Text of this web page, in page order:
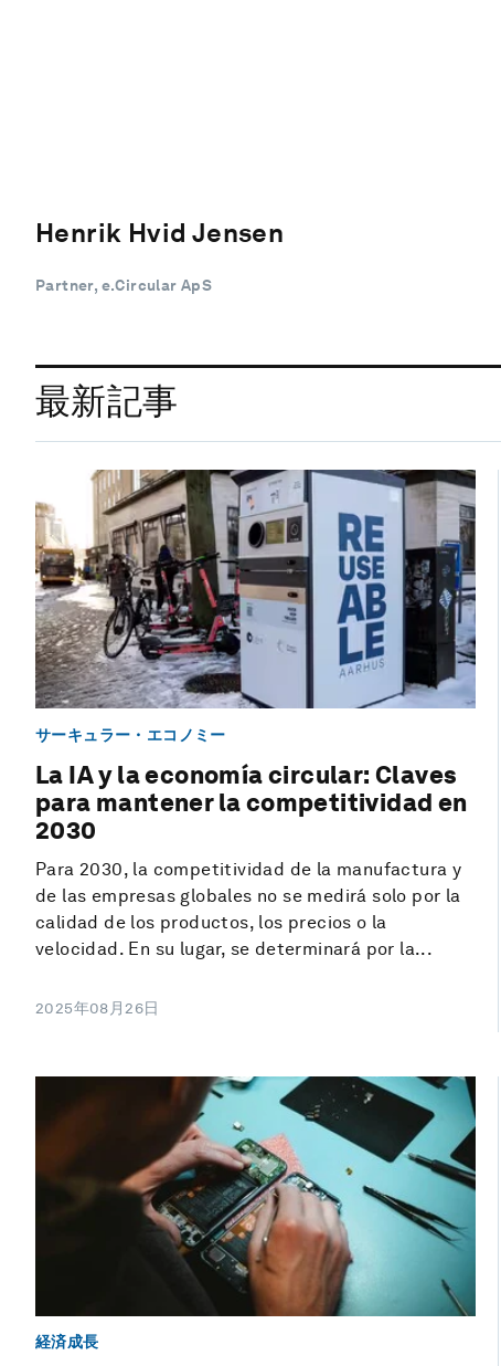
Henrik Hvid Jensen
Partner, e.Circular ApS
最新記事
サーキュラー・エコノミー
La IA y la economía circular: Claves
para mantener la competitividad en
2030
Para 2030, la competitividad de la manufactura y
de las empresas globales no se medirá solo por la
calidad de los productos, los precios o la
velocidad. En su lugar, se determinará por la...
2025年08月26日
経済成長